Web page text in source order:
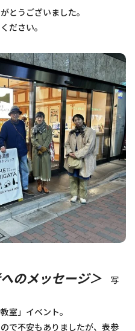
とうございました。
ださい。
のメッセージ＞ 写
室」イベント。
で不安もありましたが、表参